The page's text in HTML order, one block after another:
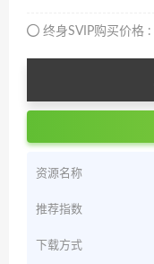
终身SVIP购买价格 :
资源名称
推荐指数
下载方式